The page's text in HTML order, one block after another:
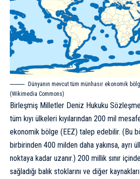
Dünyanın mevcut tüm münhasır ekonomik
(Wikimedia Commons)
Birleşmiş Milletler Deniz Hukuku
tüm kıyı ülkeleri kıyılarından 200 mil
ekonomik bölge (EEZ) talep edebilir. (Bu
birbirinden 400 milden daha yakınsa, ayrı
noktaya kadar uzanır.) 200 millik sınır
sağladığı balık stoklarını ve diğer